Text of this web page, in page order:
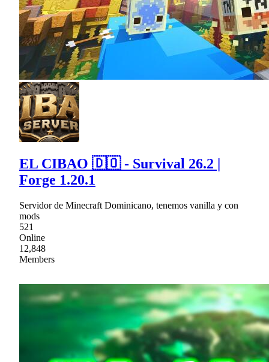
EL CIBAO 🇩🇴 - Survival 26.2 |
Forge 1.20.1
Servidor de Minecraft Dominicano, tenemos vanilla y con
mods
521
Online
12,848
Members